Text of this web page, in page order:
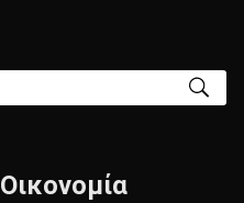
Οικονομία